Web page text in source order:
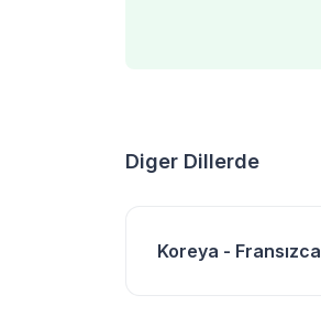
Diger Dillerde
Koreya - Fransızca